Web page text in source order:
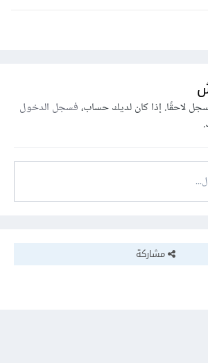
لاحقًا. إذا كان لديك حساب،فسجل الدخول
مشاركة